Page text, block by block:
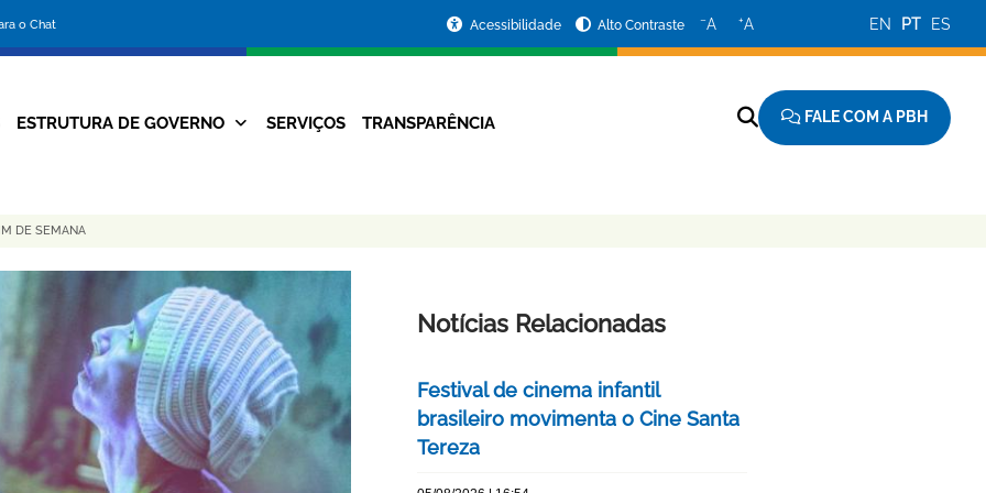
o Chat
da
Prefeitura
Acessibilidade Alto Contraste −A +A EN PT ES
Navegação
ESTRUTURA DE GOVERNO SERVIÇOS TRANSPARÊNCIA FALE COM A PBH
DE SEMANA
Notícias Relacionadas
Festival de cinema infantil
brasileiro movimenta o Cine Santa
Tereza